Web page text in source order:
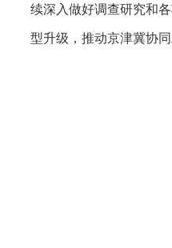
续深入做好调查研究和
型升级，推动京津冀协